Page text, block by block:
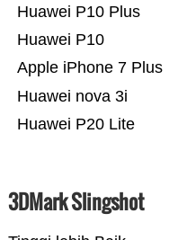
Huawei P20 Lite
Huawei nova 3i
Apple iPhone 7 Plus
Huawei P10
Huawei P10 Plus
3DMark Slingshot